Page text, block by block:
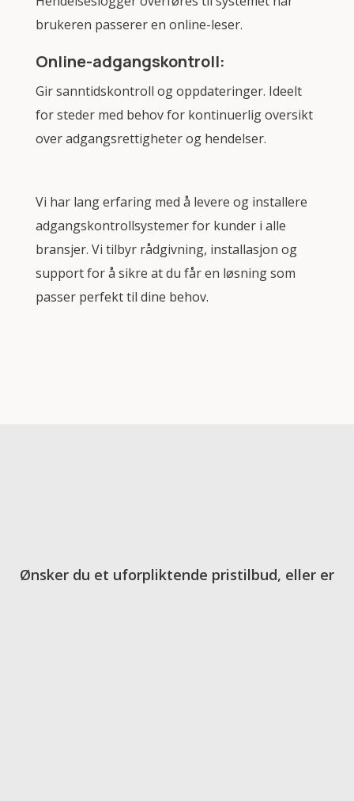
brukeren passerer en online-leser.
Online-adgangskontroll:
Gir sanntidskontroll og oppdateringer. Ideelt
for steder med behov for kontinuerlig oversikt
over adgangsrettigheter og hendelser.
Vi har lang erfaring med å levere og installere
adgangskontrollsystemer for kunder i alle
bransjer. Vi tilbyr rådgivning, installasjon og
support for å sikre at du får en løsning som
passer perfekt til dine behov.
Ønsker du et uforpliktende pristilbud, eller er